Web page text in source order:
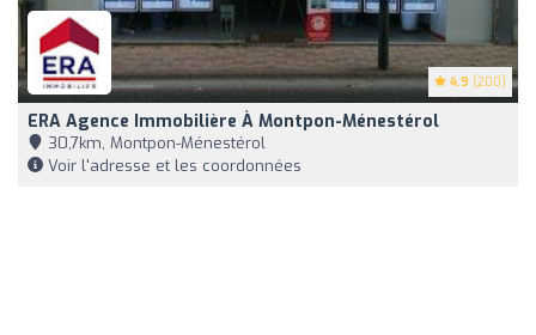
4.9 (200)
ERA Agence Immobilière À Montpon-Ménestérol
30,7km, Montpon-Ménestérol
Voir l'adresse et les coordonnées